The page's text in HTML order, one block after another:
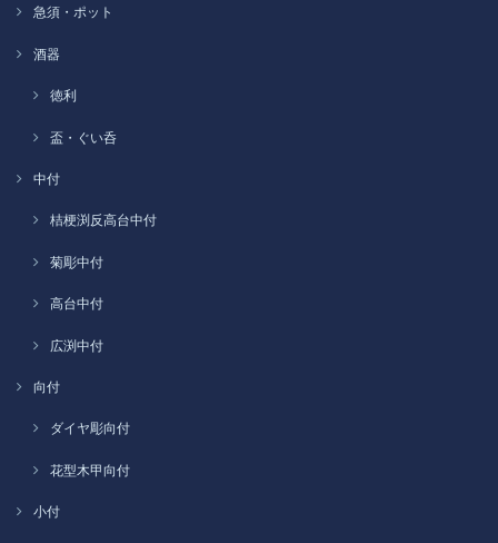
急須・ポット
酒器
徳利
盃・ぐい呑
中付
桔梗渕反高台中付
菊彫中付
高台中付
広渕中付
向付
ダイヤ彫向付
花型木甲向付
小付